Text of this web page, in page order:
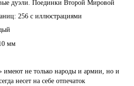
дуэли. Поединки Второй Мировой
256 с иллюстрациями
мм
имеют не только народы и армии, но и
несет на себе отпечаток